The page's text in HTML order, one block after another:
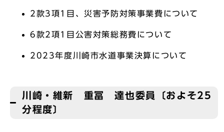
2款3項1目、災害予防対策事業費について
6款2項1目公害対策総務費について
2023年度川崎市水道事業決算について
川崎・維新 重冨 達也委員〔およそ25
分程度〕